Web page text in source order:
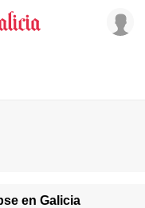
en Galicia